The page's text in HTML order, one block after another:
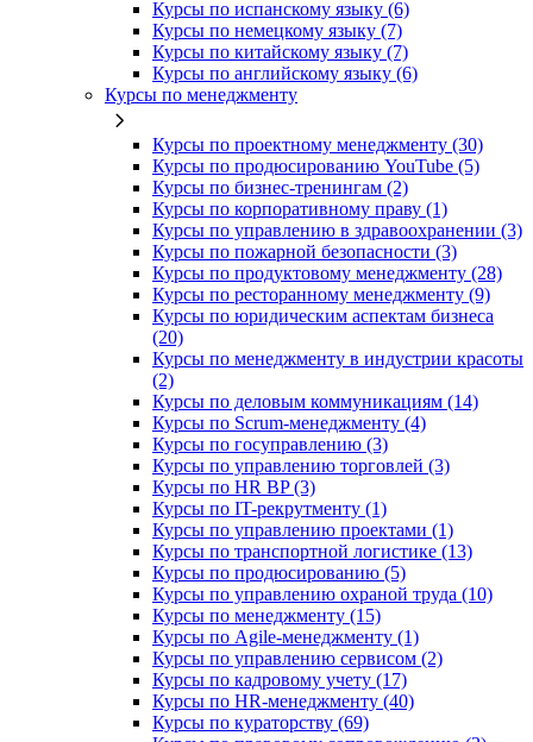
Курсы по испанскому языку (6)
Курсы по немецкому языку (7)
Курсы по китайскому языку (7)
Курсы по английскому языку (6)
Курсы по менеджменту
Курсы по проектному менеджменту (30)
Курсы по продюсированию YouTube (5)
Курсы по бизнес-тренингам (2)
Курсы по корпоративному праву (1)
Курсы по управлению в здравоохранении (3)
Курсы по пожарной безопасности (3)
Курсы по продуктовому менеджменту (28)
Курсы по ресторанному менеджменту (9)
Курсы по юридическим аспектам бизнеса
(20)
Курсы по менеджменту в индустрии красоты
(2)
Курсы по деловым коммуникациям (14)
Курсы по Scrum-менеджменту (4)
Курсы по госуправлению (3)
Курсы по управлению торговлей (3)
Курсы по HR BP (3)
Курсы по IT-рекрутменту (1)
Курсы по управлению проектами (1)
Курсы по транспортной логистике (13)
Курсы по продюсированию (5)
Курсы по управлению охраной труда (10)
Курсы по менеджменту (15)
Курсы по Agile-менеджменту (1)
Курсы по управлению сервисом (2)
Курсы по кадровому учету (17)
Курсы по HR-менеджменту (40)
Курсы по кураторству (69)